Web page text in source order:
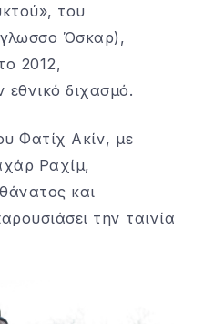
του
Όσκαρ),
2012,
εθνικό διχασμό.
Φατίχ Ακίν, με
Ραχίμ,
και
την ταινία